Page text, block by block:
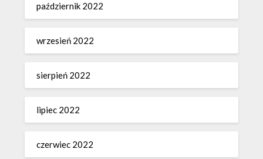
październik 2022
wrzesień 2022
sierpień 2022
lipiec 2022
czerwiec 2022